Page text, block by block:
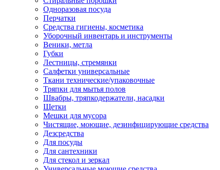
Одноразовая посуда
Перчатки
Средства гигиены, косметика
Уборочный инвентарь и инструменты
Веники, метла
Губки
Лестницы, стремянки
Салфетки универсальные
Ткани технические/упаковочные
Тряпки для мытья полов
Швабры, тряпкодержатели, насадки
Щетки
Мешки для мусора
Чистящие, моющие, дезинфицирующие средства
Дезсредства
Для посуды
Для сантехники
Для стекол и зеркал